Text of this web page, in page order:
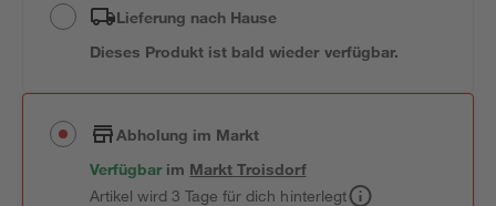
Lieferung nach Hause
Dieses Produkt ist bald wieder verfügbar.
Abholung im Markt
Verfügbar im MarktTroisdorf
Artikel wird 3 Tage für dich hinterlegt